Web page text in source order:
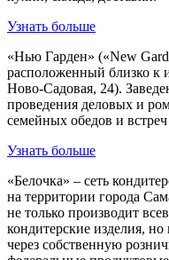
Узнать больше
«Нью Гарден» («New
расположенный близко к
Ново-Садовая, 24).
проведения деловых и
семейных обедов и
Узнать больше
«Белочка» – сеть
на территории города
не только производит
кондитерские изделия,
через собственную